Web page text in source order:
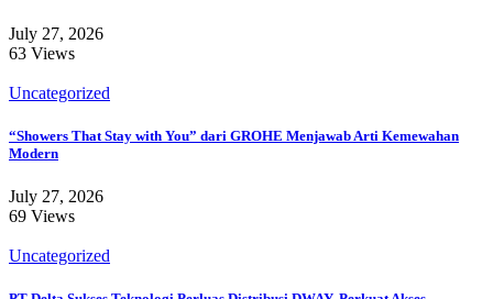
July 27, 2026
63 Views
Uncategorized
“Showers That Stay with You” dari GROHE Menjawab Arti Kemewahan
Modern
July 27, 2026
69 Views
Uncategorized